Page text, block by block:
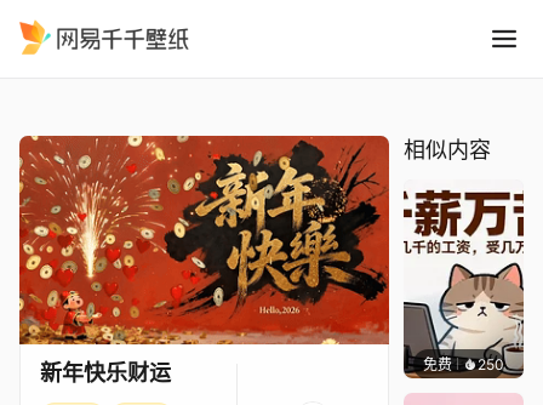
新年快乐财运
相似内容
免费 250渔小小